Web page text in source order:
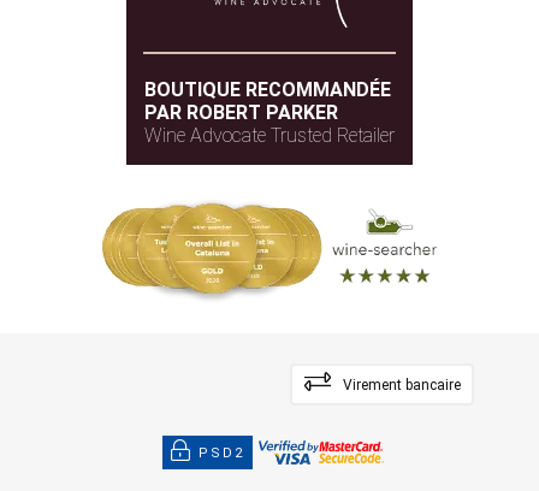
BOUTIQUE RECOMMANDÉE
PAR ROBERT PARKER
Wine Advocate Trusted Retailer
Virement bancaire
PSD2